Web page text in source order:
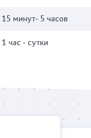
15 минут- 5 часов
1 час - сутки